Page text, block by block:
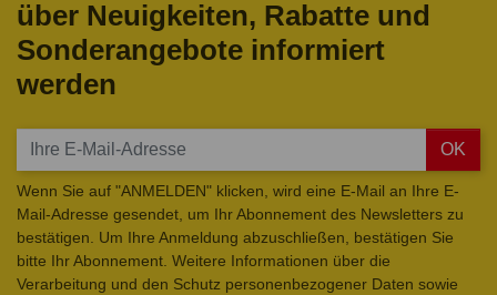
über Neuigkeiten, Rabatte und
Sonderangebote informiert
werden
OK
Wenn Sie auf "ANMELDEN" klicken, wird eine E-Mail an Ihre E-
Mail-Adresse gesendet, um Ihr Abonnement des Newsletters zu
bestätigen. Um Ihre Anmeldung abzuschließen, bestätigen Sie
bitte Ihr Abonnement. Weitere Informationen über die
Verarbeitung und den Schutz personenbezogener Daten sowie